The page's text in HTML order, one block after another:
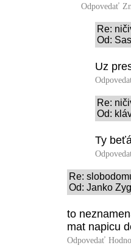
Odpovedať
Re:
Od:
Uz
Re:
Od:
Ty
Re:
Od: Janko
to
mat napicu
Odpovedať